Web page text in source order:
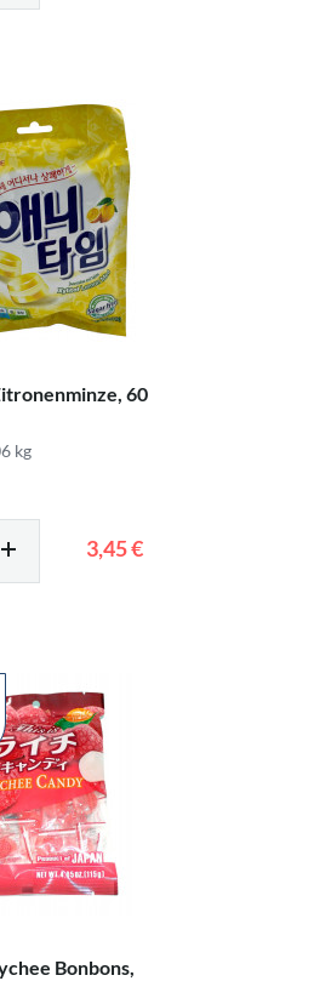
60
kg
3,45 €
Bonbons,